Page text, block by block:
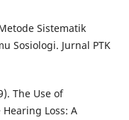
Sistematik
Sosiologi. Jurnal PTK
The Use of
Loss: A